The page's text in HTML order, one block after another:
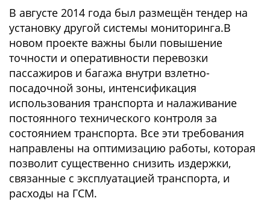
В августе 2014 года был размещён тендер на
установку другой системы мониторинга.В
новом проекте важны были повышение
точности и оперативности перевозки
пассажиров и багажа внутри взлетно-
посадочной зоны, интенсификация
использования транспорта и налаживание
постоянного технического контроля за
состоянием транспорта. Все эти требования
направлены на оптимизацию работы, которая
позволит существенно снизить издержки,
связанные с эксплуатацией транспорта, и
расходы на ГСМ.